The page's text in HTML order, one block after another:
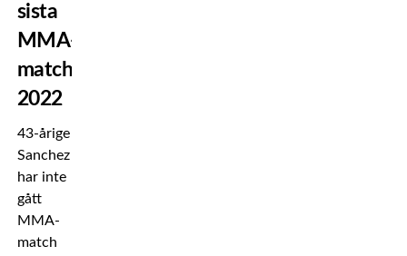
sista
MMA-
match
2022
43-årige
Sanchez
har inte
gått
MMA-
match